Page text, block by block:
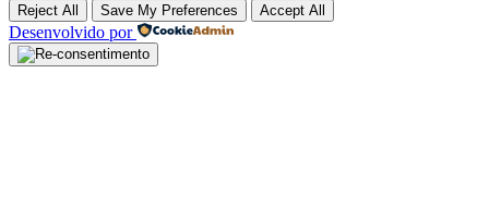
Reject All Save My Preferences Accept All
Desenvolvido por